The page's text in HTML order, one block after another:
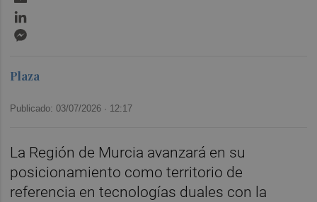
Plaza
Publicado: 03/07/2026 · 12:17
La Región de Murcia avanzará en su
posicionamiento como territorio de
referencia en tecnologías duales con la